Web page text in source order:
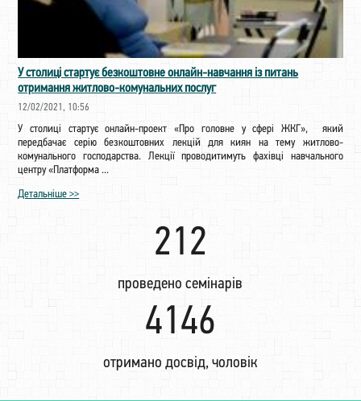
У столиці стартує безкоштовне онлайн-навчання із питань
отримання житлово-комунальних послуг
12/02/2021, 10:56
У столиці стартує онлайн-проект «Про головне у сфері ЖКГ», який
передбачає серію безкоштовних лекцій для киян на тему житлово-
комунального господарства. Лекції проводитимуть фахівці навчального
центру «Платформа ...
Детальніше >>
222
проведено семінарів
4343
отримано досвід, чоловік